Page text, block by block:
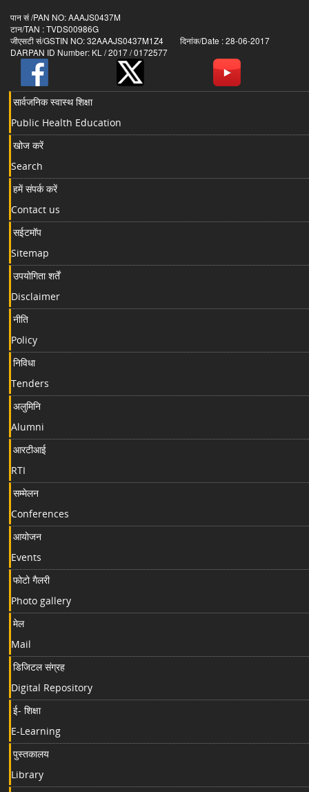
पान सं /PAN NO: AAAJS0437M
टान/TAN : TVDS00986G
जीएसटी सं/GSTIN NO: 32AAAJS0437M1Z4 दिनांक/Date : 28-06-2017
DARPAN ID Number: KL / 2017 / 0172577
सार्वजनिक स्वास्थ शिक्षा
Public Health Education
खोज करें
Search
हमें संपर्क करें
Contact us
सईटमॉप
Sitemap
उपयोगिता शर्तें
Disclaimer
नीति
Policy
निविधा
Tenders
अलुमिनि
Alumni
आरटीआई
RTI
सम्मेलन
Conferences
आयोजन
Events
फोटो गैलरी
Photo gallery
मेल
Mail
डिजिटल संग्रह
Digital Repository
ई- शिक्षा
E-Learning
पुस्तकालय
Library